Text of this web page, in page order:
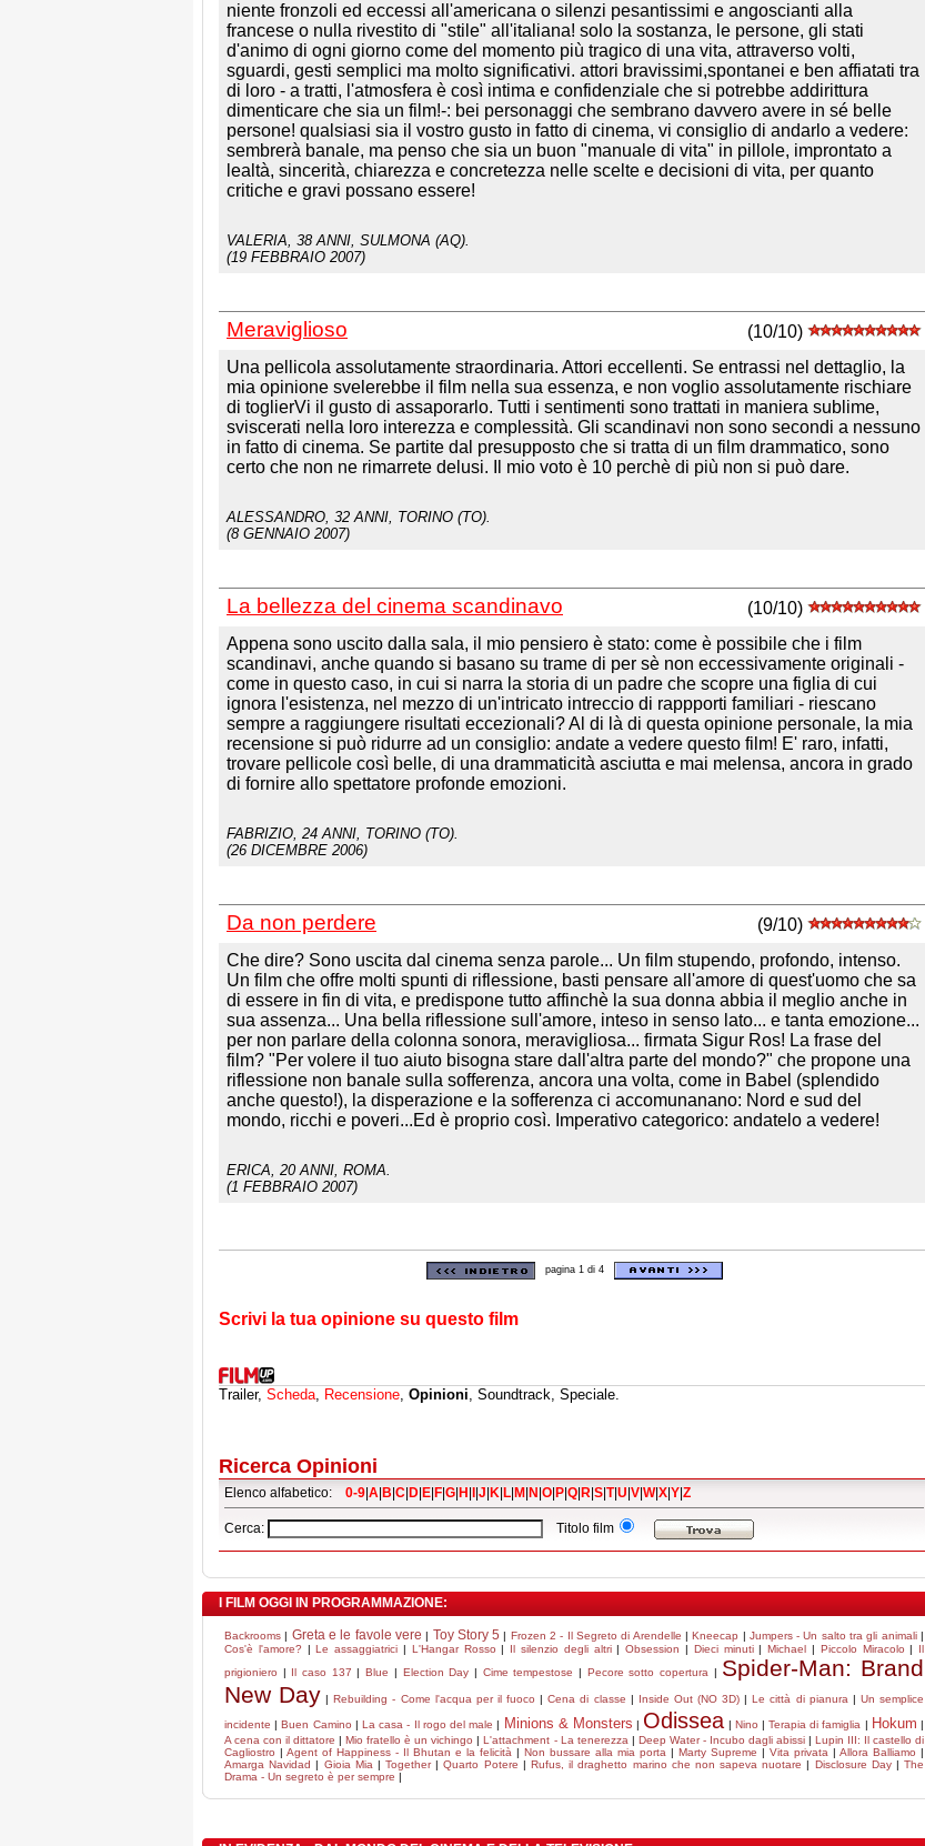
niente fronzoli ed eccessi all'americana o silenzi pesantissimi e angoscianti alla
francese o nulla rivestito di "stile" all'italiana! solo la sostanza, le persone, gli stati
d'animo di ogni giorno come del momento più tragico di una vita, attraverso volti,
sguardi, gesti semplici ma molto significativi. attori bravissimi,spontanei e ben affiatati tra
di loro - a tratti, l'atmosfera è così intima e confidenziale che si potrebbe addirittura
dimenticare che sia un film!-: bei personaggi che sembrano davvero avere in sé belle
persone! qualsiasi sia il vostro gusto in fatto di cinema, vi consiglio di andarlo a vedere:
sembrerà banale, ma penso che sia un buon "manuale di vita" in pillole, improntato a
lealtà, sincerità, chiarezza e concretezza nelle scelte e decisioni di vita, per quanto
critiche e gravi possano essere!
VALERIA , 38 ANNI, SULMONA (AQ).
(19 FEBBRAIO 2007)
Meraviglioso
(10/10)
Una pellicola assolutamente straordinaria. Attori eccellenti. Se entrassi nel dettaglio, la
mia opinione svelerebbe il film nella sua essenza, e non voglio assolutamente rischiare
di toglierVi il gusto di assaporarlo. Tutti i sentimenti sono trattati in maniera sublime,
sviscerati nella loro interezza e complessità. Gli scandinavi non sono secondi a nessuno
in fatto di cinema. Se partite dal presupposto che si tratta di un film drammatico, sono
certo che non ne rimarrete delusi. Il mio voto è 10 perchè di più non si può dare.
ALESSANDRO , 32 ANNI, TORINO (TO).
(8 GENNAIO 2007)
La bellezza del cinema scandinavo
(10/10)
Appena sono uscito dalla sala, il mio pensiero è stato: come è possibile che i film
scandinavi, anche quando si basano su trame di per sè non eccessivamente originali -
come in questo caso, in cui si narra la storia di un padre che scopre una figlia di cui
ignora l'esistenza, nel mezzo di un'intricato intreccio di rappporti familiari - riescano
sempre a raggiungere risultati eccezionali? Al di là di questa opinione personale, la mia
recensione si può ridurre ad un consiglio: andate a vedere questo film! E' raro, infatti,
trovare pellicole così belle, di una drammaticità asciutta e mai melensa, ancora in grado
di fornire allo spettatore profonde emozioni.
FABRIZIO , 24 ANNI, TORINO (TO).
(26 DICEMBRE 2006)
Da non perdere
(9/10)
Che dire? Sono uscita dal cinema senza parole... Un film stupendo, profondo, intenso.
Un film che offre molti spunti di riflessione, basti pensare all'amore di quest'uomo che sa
di essere in fin di vita, e predispone tutto affinchè la sua donna abbia il meglio anche in
sua assenza... Una bella riflessione sull'amore, inteso in senso lato... e tanta emozione...
per non parlare della colonna sonora, meravigliosa... firmata Sigur Ros! La frase del
film? "Per volere il tuo aiuto bisogna stare dall'altra parte del mondo?" che propone una
riflessione non banale sulla sofferenza, ancora una volta, come in Babel (splendido
anche questo!), la disperazione e la sofferenza ci accomunanano: Nord e sud del
mondo, ricchi e poveri...Ed è proprio così. Imperativo categorico: andatelo a vedere!
ERICA , 20 ANNI, ROMA.
(1 FEBBRAIO 2007)
pagina 1 di 4
Scrivi la tua opinione su questo film
Trailer, Scheda, Recensione, Opinioni, Soundtrack, Speciale.
Ricerca Opinioni
Elenco alfabetico: 0-9 A B C D E F G H J K L M N O P Q R S T|U V W|X Y Z
Cerca: Titolo film
I FILM OGGI IN PROGRAMMAZIONE:
Backrooms | Greta e le favole vere | Toy Story 5 | Frozen 2 - Il Segreto di Arendelle |Kneecap | Jumpers - Un salto tra gli animali|
Cos'è l'amore? |Le assaggiatrici | L'Hangar Rosso | Il silenzio degli altri|Obsession | Dieci minuti|Michael | Piccolo Miracolo | Il
prigioniero | Il caso 137 |Blue | Election Day | Cime tempestose | Pecore sotto copertura | Spider-Man: Brand
New Day |Rebuilding - Come l'acqua per il fuoco |Cena di classe | Inside Out (NO 3D) |Le città di pianura | Un semplice
incidente |Buen Camino | La casa - Il rogo del male | Minions & Monsters | Odissea | Nino |Terapia di famiglia | Hokum |
A cena con il dittatore |Mio fratello è un vichingo |L'attachment - La tenerezza | Deep Water - Incubo dagli abissi| Lupin III: Il castello di
Cagliostro | Agent of Happiness - Il Bhutan e la felicità | Non bussare alla mia porta | Marty Supreme | Vita privata | Allora Balliamo |
Amarga Navidad | Gioia Mia |Together|Quarto Potere | Rufus, il draghetto marino che non sapeva nuotare | Disclosure Day|The
Drama - Un segreto è per sempre |